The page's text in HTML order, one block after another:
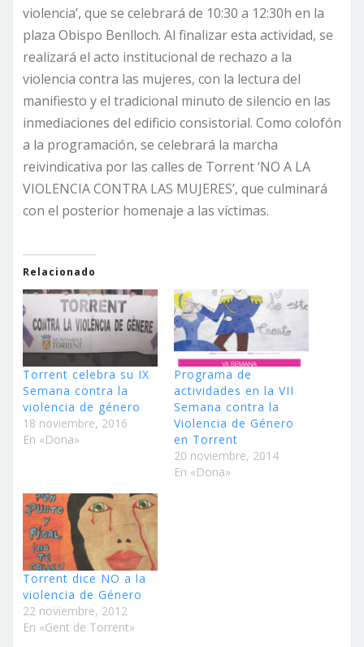
violencia’, que se celebrará de 10:30 a 12:30h en la
plaza Obispo Benlloch. Al finalizar esta actividad, se
realizará el acto institucional de rechazo a la
violencia contra las mujeres, con la lectura del
manifiesto y el tradicional minuto de silencio en las
inmediaciones del edificio consistorial. Como colofón
a la programación, se celebrará la marcha
reivindicativa por las calles de Torrent ‘NO A LA
VIOLENCIA CONTRA LAS MUJERES’, que culminará
con el posterior homenaje a las víctimas.
Relacionado
Torrent celebra su IX
Semana contra la
violencia de género
18 noviembre, 2016
En «Dona»
Programa de
actividades en la VII
Semana contra la
Violencia de Género
en Torrent
20 noviembre, 2014
En «Dona»
Torrent dice NO a la
violencia de Género
22 noviembre, 2012
En «Gent de Torrent»